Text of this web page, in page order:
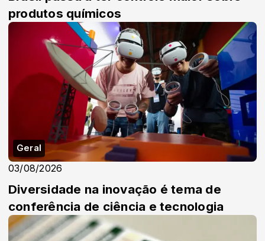
produtos químicos
Geral
03/08/2026
Diversidade na inovação é tema de
conferência de ciência e tecnologia